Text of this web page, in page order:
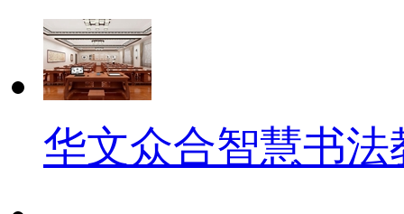
华文众合智慧书法